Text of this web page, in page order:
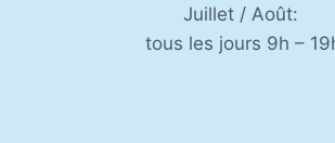
Juillet / Août:
tous les jours 9h –